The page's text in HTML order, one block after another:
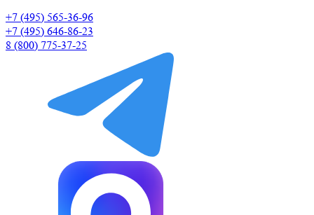
+7 (495) 565-36-96
+7 (495) 646-86-23
8 (800) 775-37-25